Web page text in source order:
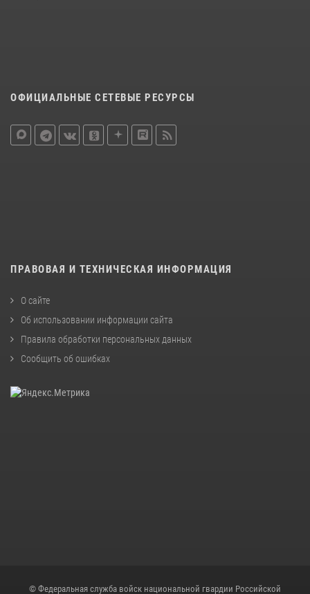
ОФИЦИАЛЬНЫЕ СЕТЕВЫЕ РЕСУРСЫ
ПРАВОВАЯ И ТЕХНИЧЕСКАЯ ИНФОРМАЦИЯ
О сайте
Об использовании информации сайта
Правила обработки персональных данных
Сообщить об ошибках
© Федеральная служба войск национальной гвардии Российской